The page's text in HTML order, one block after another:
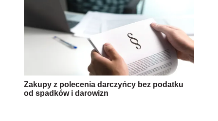
Zakupy z polecenia darczyńcy bez podatku
od spadków i darowizn